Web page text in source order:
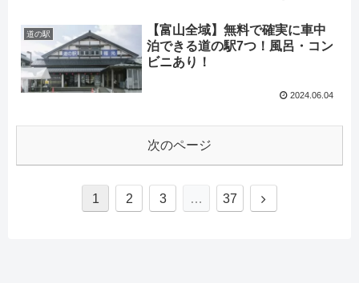
道の駅
【富山全域】無料で確実に車中
泊できる道の駅7つ！風呂・コン
ビニあり！
2024.06.04
次のページ
1 2 3 … 37